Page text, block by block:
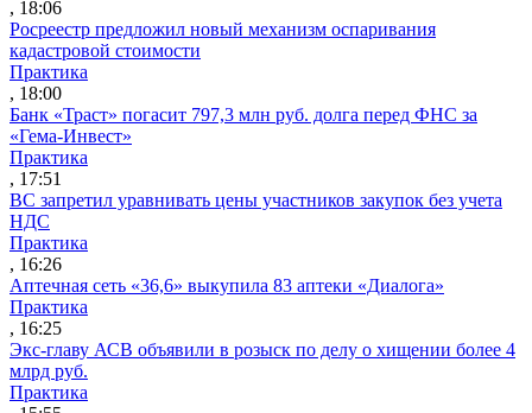
, 18:06
Росреестр предложил новый механизм оспаривания
кадастровой стоимости
Практика
, 18:00
Банк «Траст» погасит 797,3 млн руб. долга перед ФНС за
«Гема-Инвест»
Практика
, 17:51
ВС запретил уравнивать цены участников закупок без учета
НДС
Практика
, 16:26
Аптечная сеть «36,6» выкупила 83 аптеки «Диалога»
Практика
, 16:25
Экс-главу АСВ объявили в розыск по делу о хищении более 4
млрд руб.
Практика